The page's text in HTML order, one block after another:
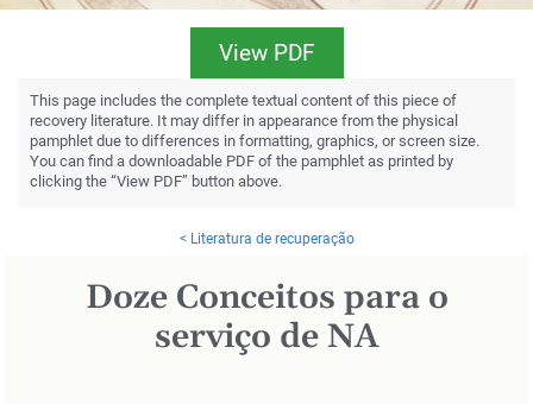
View PDF
This page includes the complete textual content of this piece of
recovery literature. It may differ in appearance from the physical
pamphlet due to differences in formatting, graphics, or screen size.
You can find a downloadable PDF of the pamphlet as printed by
clicking the “View PDF” button above.
< Literatura de recuperação
Doze Conceitos para o
serviço de NA